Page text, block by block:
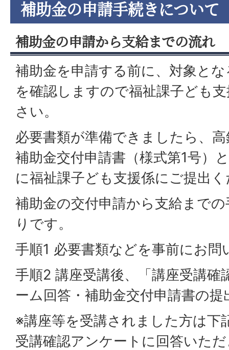
補助金の申請手続きについて
補助金の申請から支給までの流れ
補助金を申請する前に、対象と
を確認しますので福祉課子ども
さい。
必要書類が準備できましたら、
補助金交付申請書（様式第1号）
に福祉課子ども支援係にご提出
補助金の交付申請から支給まで
りです。
手順1 必要書類などを事前にお問
手順2 講座受講後、「講座受講確
ーム回答・補助金交付申請書の提
※講座等を受講されました方は下
受講確認アンケートに回答いた